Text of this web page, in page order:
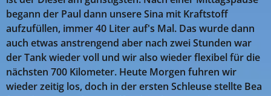
begann der Paul dann unsere Sina mit Kraftstoff
aufzufüllen, immer 40 Liter auf's Mal. Das wurde dann
auch etwas anstrengend aber nach zwei Stunden war
der Tank wieder voll und wir also wieder flexibel für die
nächsten 700 Kilometer. Heute Morgen fuhren wir
wieder zeitig los, doch in der ersten Schleuse stellte Bea